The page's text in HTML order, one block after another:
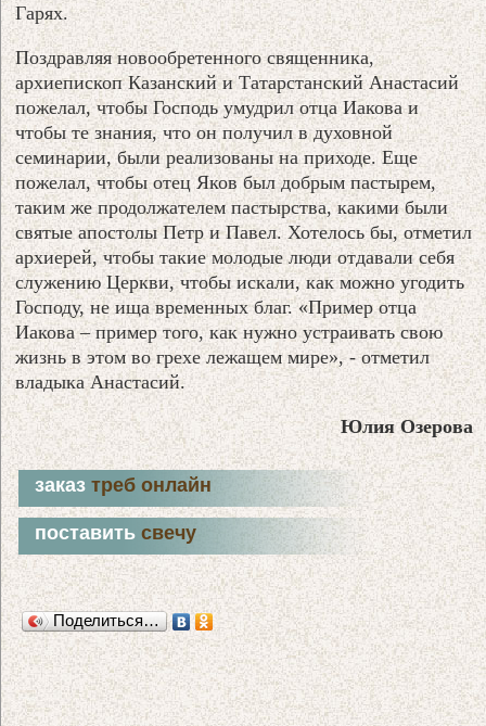
Гарях.
Поздравляя новообретенного священника,
архиепископ Казанский и Татарстанский Анастасий
пожелал, чтобы Господь умудрил отца Иакова и
чтобы те знания, что он получил в духовной
семинарии, были реализованы на приходе. Еще
пожелал, чтобы отец Яков был добрым пастырем,
таким же продолжателем пастырства, какими были
святые апостолы Петр и Павел. Хотелось бы, отметил
архиерей, чтобы такие молодые люди отдавали себя
служению Церкви, чтобы искали, как можно угодить
Господу, не ища временных благ. «Пример отца
Иакова – пример того, как нужно устраивать свою
жизнь в этом во грехе лежащем мире», - отметил
владыка Анастасий.
Юлия Озерова
заказтреб онлайн
поставитьсвечу
Поделиться…